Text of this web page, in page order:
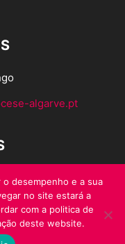
algarve.pt
desempenho e a sua
no site estará a
com a politica de
deste website.